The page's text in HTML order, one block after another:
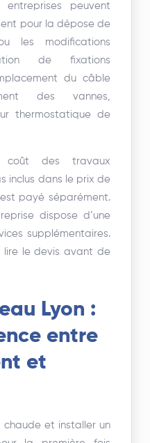
entreprises peuvent
pour la dépose de
les modifications
de fixations
du câble
des vannes,
thermostatique de
des travaux
inclus dans le prix de
payé séparément.
dispose d’une
supplémentaires.
lire le devis avant de
Lyon :
entre
et
chaude et installer un